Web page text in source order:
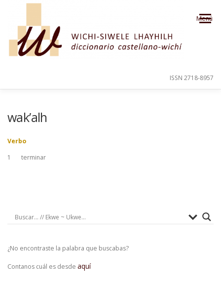
Saltar al contenido
Menú
ORDEN ALFABÉTICO
ISSN 2718-8957
wak’alh
Verbo
1
terminar
¿No encontraste la palabra que buscabas?
Contanos cuál es desde aquí